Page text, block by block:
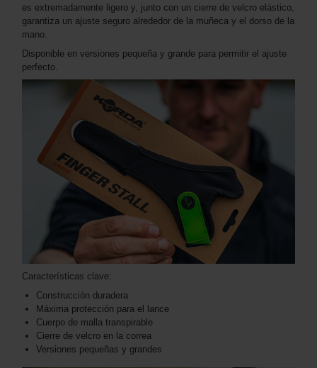
es extremadamente ligero y, junto con un cierre de velcro elástico,
garantiza un ajuste seguro alrededor de la muñeca y el dorso de la
mano.
Disponible en versiones pequeña y grande para permitir el ajuste
perfecto.
Características clave:
Construcción duradera
Máxima protección para el lance
Cuerpo de malla transpirable
Cierre de velcro en la correa
Versiones pequeñas y grandes